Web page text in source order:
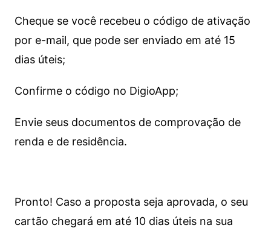
Cheque se você recebeu o código de ativação
por e-mail, que pode ser enviado em até 15
dias úteis;
Confirme o código no DigioApp;
Envie seus documentos de comprovação de
renda e de residência.
Pronto! Caso a proposta seja aprovada, o seu
cartão chegará em até 10 dias úteis na sua